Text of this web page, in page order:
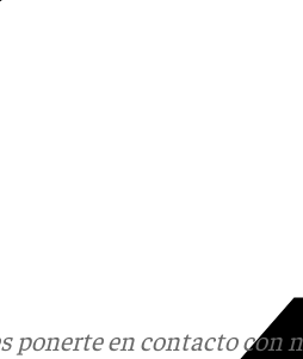
ponerte en contacto con